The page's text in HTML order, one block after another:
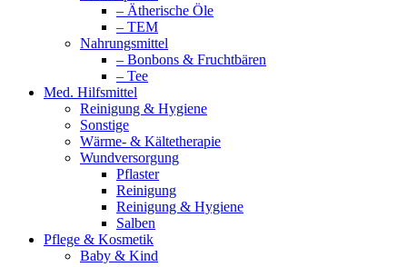
– Ätherische Öle
– TEM
Nahrungsmittel
– Bonbons & Fruchtbären
– Tee
Med. Hilfsmittel
Reinigung & Hygiene
Sonstige
Wärme- & Kältetherapie
Wundversorgung
Pflaster
Reinigung
Reinigung & Hygiene
Salben
Pflege & Kosmetik
Baby & Kind